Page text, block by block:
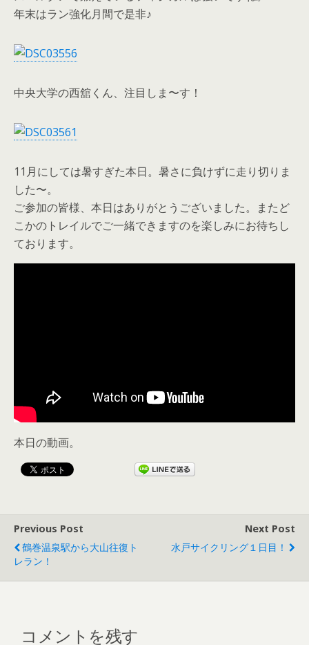
年末はラン強化月間で是非♪
中央大学の西舘くん、注目しま〜す！
11月にしては暑すぎた本日。暑さに負けずに走り切りま
した〜。
ご参加の皆様、本日はありがとうございました。またど
こかのトレイルでご一緒できますのを楽しみにお待ちし
ております。
本日の動画。
Previous Post
鶴巻温泉駅から大山往復ト
レラン！
Next Post
水戸サイクリング１日目！
コメントを残す